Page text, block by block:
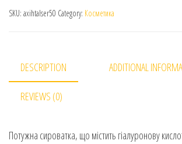
SKU: axihtalser50 Category: Косметика
DESCRIPTION ADDITIONAL
REVIEWS (0)
Потужна сироватка, що містить гіалуронову